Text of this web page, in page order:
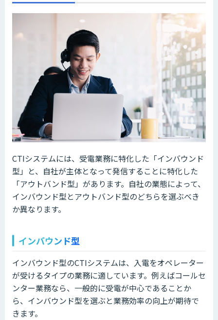
CTIシステムには、受電業務に特化した「インバウンド
型」と、自社が主体となって発信することに特化した
「アウトバンド型」があります。自社の業態によって、
インバウンド型とアウトバンド型のどちらを選ぶべき
か異なります。
インバウンド型
インバウンド型のCTIシステムは、入電をオペレーター
が受けるタイプの業務に適しています。例えばコールセ
ンター業務なら、一般的に受電が中心であることか
ら、インバウンド型を選ぶと業務効率の向上が期待で
きます。